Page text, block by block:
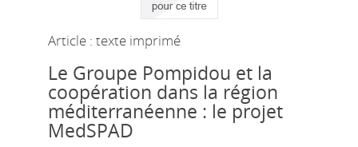
Article : texte imprimé
Le Groupe Pompidou et la
coopération dans la région
méditerranéenne : le projet
MedSPAD